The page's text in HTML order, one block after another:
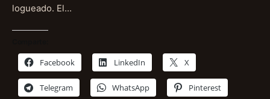
logueado. El…
Facebook LinkedIn X
Telegram WhatsApp Pinterest